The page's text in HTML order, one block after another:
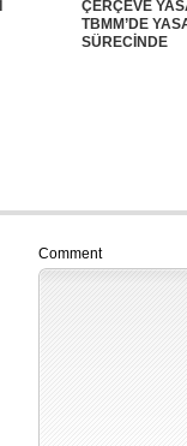
ÇERÇEVE
TBMM’DE
SÜRECİNDE
Comment